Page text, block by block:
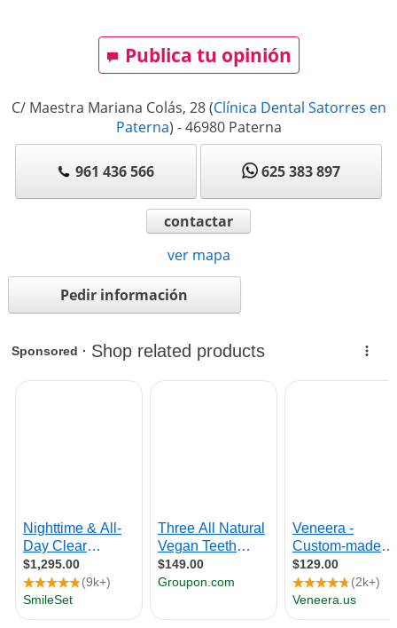
Publica tu opinión
C/ Maestra Mariana Colás, 28 (Clínica Dental Satorres en
Paterna) -46980 Paterna
961 436 566 625 383 897
contactar
ver mapa
Pedir información